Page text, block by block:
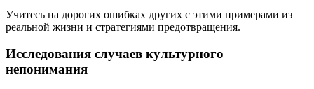
Учитесь на дорогих ошибках других с этими примерами из
реальной жизни и стратегиями предотвращения.
Исследования случаев культурного
непонимания